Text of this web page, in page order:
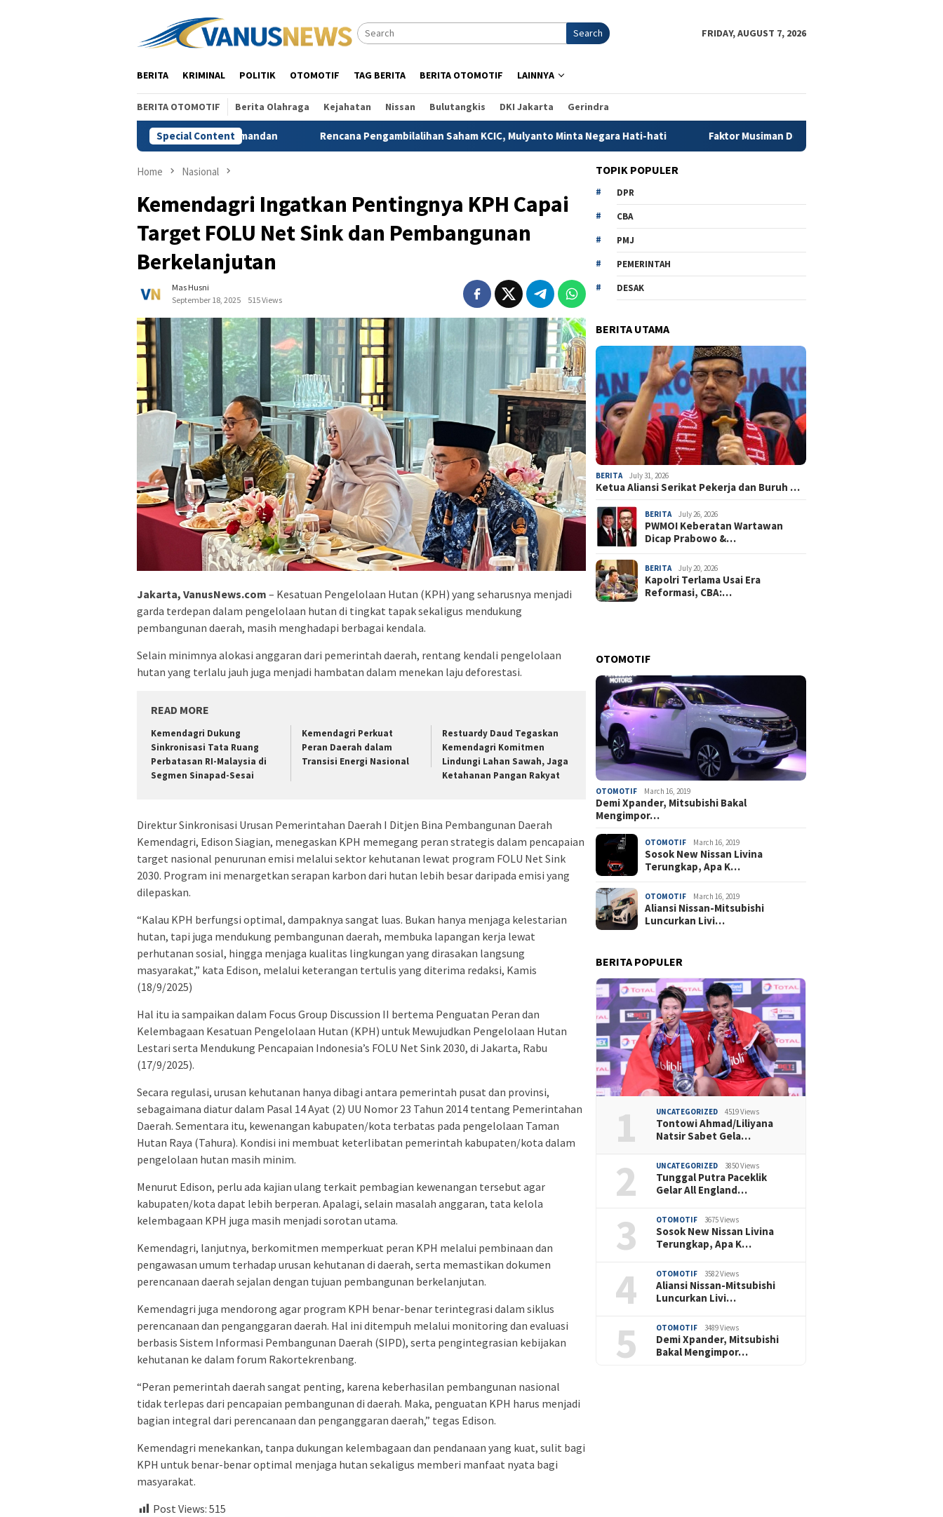
Search FRIDAY, AUGUST 7, 2026
BERITA KRIMINAL POLITIK OTOMOTIF TAG BERITA BERITA OTOMOTIF LAINNYA
BERITA OTOMOTIF Berita Olahraga Kejahatan Nissan Bulutangkis DKI Jakarta Gerindra
Special Content
Alex Indra: Perlu Seorang Komandan Rencana Pengambilalihan Saham KCIC, Mulyanto Minta Negara Hati-hati Faktor Musiman Dongkrak Pertumbuhan Ekonomi 5,29 Persen
Home Nasional
Kemendagri Ingatkan Pentingnya KPH Capai
Target FOLU Net Sink dan Pembangunan
Berkelanjutan
Mas Husni
September 18, 2025
515 Views
Jakarta, VanusNews.com – Kesatuan Pengelolaan Hutan (KPH) yang seharusnya menjadi
garda terdepan dalam pengelolaan hutan di tingkat tapak sekaligus mendukung
pembangunan daerah, masih menghadapi berbagai kendala.
Selain minimnya alokasi anggaran dari pemerintah daerah, rentang kendali pengelolaan
hutan yang terlalu jauh juga menjadi hambatan dalam menekan laju deforestasi.
READ MORE
Kemendagri Dukung
Sinkronisasi Tata Ruang
Perbatasan RI-Malaysia di
Segmen Sinapad-Sesai
Kemendagri Perkuat
Peran Daerah dalam
Transisi Energi Nasional
Restuardy Daud Tegaskan
Kemendagri Komitmen
Lindungi Lahan Sawah, Jaga
Ketahanan Pangan Rakyat
Direktur Sinkronisasi Urusan Pemerintahan Daerah I Ditjen Bina Pembangunan Daerah
Kemendagri, Edison Siagian, menegaskan KPH memegang peran strategis dalam pencapaian
target nasional penurunan emisi melalui sektor kehutanan lewat program FOLU Net Sink
2030. Program ini menargetkan serapan karbon dari hutan lebih besar daripada emisi yang
dilepaskan.
“Kalau KPH berfungsi optimal, dampaknya sangat luas. Bukan hanya menjaga kelestarian
hutan, tapi juga mendukung pembangunan daerah, membuka lapangan kerja lewat
perhutanan sosial, hingga menjaga kualitas lingkungan yang dirasakan langsung
masyarakat,” kata Edison, melalui keterangan tertulis yang diterima redaksi, Kamis
(18/9/2025)
Hal itu ia sampaikan dalam Focus Group Discussion II bertema Penguatan Peran dan
Kelembagaan Kesatuan Pengelolaan Hutan (KPH) untuk Mewujudkan Pengelolaan Hutan
Lestari serta Mendukung Pencapaian Indonesia’s FOLU Net Sink 2030, di Jakarta, Rabu
(17/9/2025).
Secara regulasi, urusan kehutanan hanya dibagi antara pemerintah pusat dan provinsi,
sebagaimana diatur dalam Pasal 14 Ayat (2) UU Nomor 23 Tahun 2014 tentang Pemerintahan
Daerah. Sementara itu, kewenangan kabupaten/kota terbatas pada pengelolaan Taman
Hutan Raya (Tahura). Kondisi ini membuat keterlibatan pemerintah kabupaten/kota dalam
pengelolaan hutan masih minim.
Menurut Edison, perlu ada kajian ulang terkait pembagian kewenangan tersebut agar
kabupaten/kota dapat lebih berperan. Apalagi, selain masalah anggaran, tata kelola
kelembagaan KPH juga masih menjadi sorotan utama.
Kemendagri, lanjutnya, berkomitmen memperkuat peran KPH melalui pembinaan dan
pengawasan umum terhadap urusan kehutanan di daerah, serta memastikan dokumen
perencanaan daerah sejalan dengan tujuan pembangunan berkelanjutan.
Kemendagri juga mendorong agar program KPH benar-benar terintegrasi dalam siklus
perencanaan dan penganggaran daerah. Hal ini ditempuh melalui monitoring dan evaluasi
berbasis Sistem Informasi Pembangunan Daerah (SIPD), serta pengintegrasian kebijakan
kehutanan ke dalam forum Rakortekrenbang.
“Peran pemerintah daerah sangat penting, karena keberhasilan pembangunan nasional
tidak terlepas dari pencapaian pembangunan di daerah. Maka, penguatan KPH harus menjadi
bagian integral dari perencanaan dan penganggaran daerah,” tegas Edison.
Kemendagri menekankan, tanpa dukungan kelembagaan dan pendanaan yang kuat, sulit bagi
KPH untuk benar-benar optimal menjaga hutan sekaligus memberi manfaat nyata bagi
masyarakat.
Post Views: 515
TOPIK POPULER
DPR
CBA
PMJ
PEMERINTAH
DESAK
BERITA UTAMA
BERITA July 31, 2026
Ketua Aliansi Serikat Pekerja dan Buruh …
BERITA July 26, 2026
PWMOI Keberatan Wartawan
Dicap Prabowo &…
BERITA July 20, 2026
Kapolri Terlama Usai Era
Reformasi, CBA:…
OTOMOTIF
OTOMOTIF March 16, 2019
Demi Xpander, Mitsubishi Bakal
Mengimpor…
OTOMOTIF March 16, 2019
Sosok New Nissan Livina
Terungkap, Apa K…
OTOMOTIF March 16, 2019
Aliansi Nissan-Mitsubishi
Luncurkan Livi…
BERITA POPULER
1 UNCATEGORIZED 4519 Views
Tontowi Ahmad/Liliyana
Natsir Sabet Gela…
2 UNCATEGORIZED 3850 Views
Tunggal Putra Paceklik
Gelar All England…
3 OTOMOTIF 3675 Views
Sosok New Nissan Livina
Terungkap, Apa K…
4 OTOMOTIF 3582 Views
Aliansi Nissan-Mitsubishi
Luncurkan Livi…
5 OTOMOTIF 3489 Views
Demi Xpander, Mitsubishi
Bakal Mengimpor…